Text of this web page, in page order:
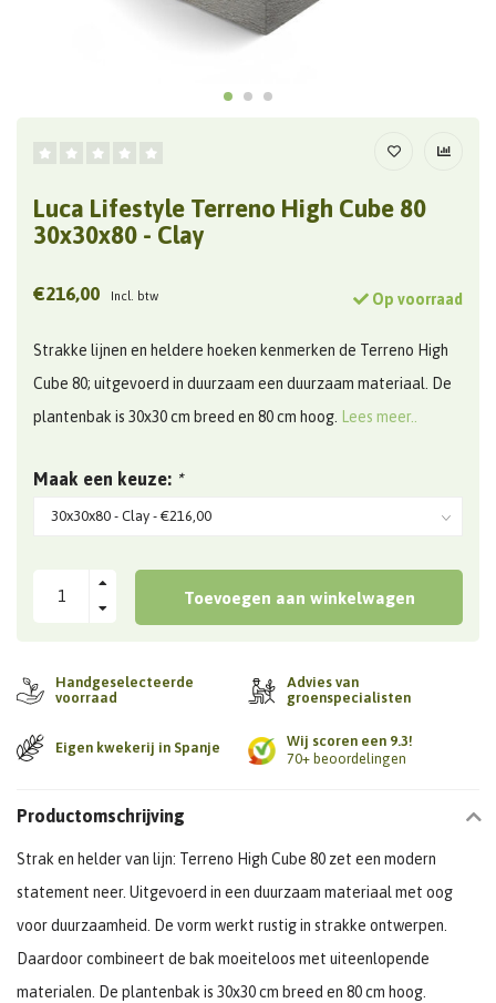
Luca Lifestyle Terreno High Cube 80
30x30x80 - Clay
€216,00 Incl. btw Op voorraad
Strakke lijnen en heldere hoeken kenmerken de Terreno High
Cube 80; uitgevoerd in duurzaam een duurzaam materiaal. De
plantenbak is 30x30 cm breed en 80 cm hoog. Lees meer..
Maak een keuze: *
Toevoegen aan winkelwagen
Handgeselecteerde
voorraad
Advies van
groenspecialisten
Eigen kwekerij in Spanje
Wij scoren een 9.3!
70+ beoordelingen
Productomschrijving
Strak en helder van lijn: Terreno High Cube 80 zet een modern
statement neer. Uitgevoerd in een duurzaam materiaal met oog
voor duurzaamheid. De vorm werkt rustig in strakke ontwerpen.
Daardoor combineert de bak moeiteloos met uiteenlopende
materialen. De plantenbak is 30x30 cm breed en 80 cm hoog.